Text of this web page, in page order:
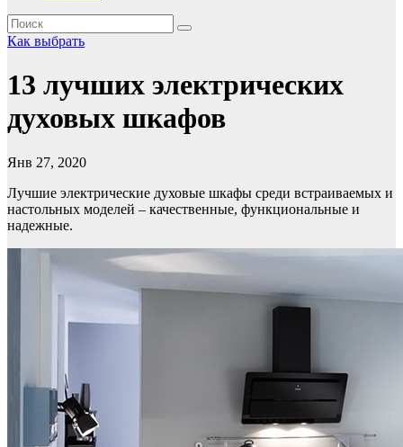
Как выбрать
13 лучших электрических
духовых шкафов
Янв 27, 2020
Лучшие электрические духовые шкафы среди встраиваемых и
настольных моделей – качественные, функциональные и
надежные.